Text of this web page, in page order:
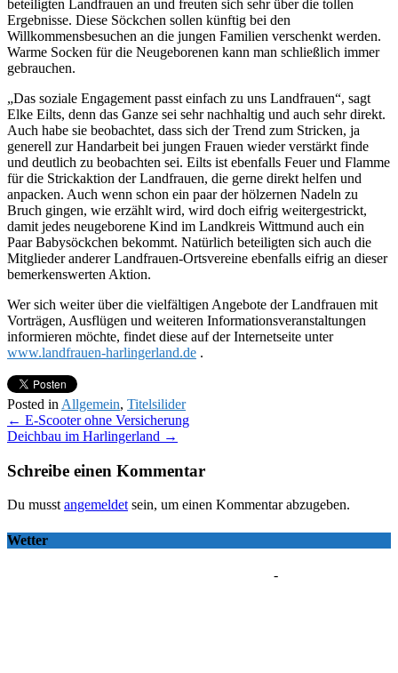
beteiligten Landfrauen an und freuten sich sehr über die tollen
Ergebnisse. Diese Söckchen sollen künftig bei den
Willkommensbesuchen an die jungen Familien verschenkt werden.
Warme Socken für die Neugeborenen kann man schließlich immer
gebrauchen.
„Das soziale Engagement passt einfach zu uns Landfrauen“, sagt
Elke Eilts, denn das Ganze sei sehr nachhaltig und auch sehr direkt.
Auch habe sie beobachtet, dass sich der Trend zum Stricken, ja
generell zur Handarbeit bei jungen Frauen wieder verstärkt finde
und deutlich zu beobachten sei. Eilts ist ebenfalls Feuer und Flamme
für die Strickaktion der Landfrauen, die gerne direkt helfen und
anpacken. Auch wenn schon ein paar der hölzernen Nadeln zu
Bruch gingen, wie erzählt wird, wird doch eifrig weitergestrickt,
damit jedes neugeborene Kind im Landkreis Wittmund auch ein
Paar Babysöckchen bekommt. Natürlich beteiligten sich auch die
Mitglieder anderer Landfrauen-Ortsvereine ebenfalls eifrig an dieser
bemerkenswerten Aktion.
Wer sich weiter über die vielfältigen Angebote der Landfrauen mit
Vorträgen, Ausflügen und weiteren Informationsveranstaltungen
informieren möchte, findet diese auf der Internetseite unter
www.landfrauen-harlingerland.de .
Posted in Allgemein, Titelsilider
Post
navigation
← E-Scooter ohne Versicherung
Deichbau im Harlingerland →
Schreibe einen Kommentar
Du musst angemeldet sein, um einen Kommentar abzugeben.
Wetter
-